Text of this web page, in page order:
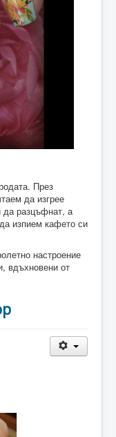
През
да изгрее
да разцъфнат, а
изпием кафето си
настроение
вдъхновени от